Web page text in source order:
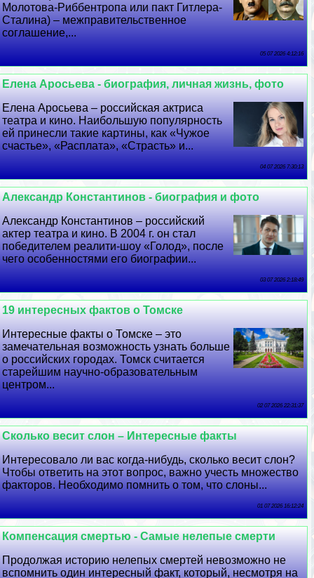
Молотова-Риббентропа или пакт Гитлера-
Сталина) – межправительственное
соглашение,...
05 07 2026 4:12:16
Елена Аросьева - биография, личная жизнь, фото
Елена Аросьева – российская актриса
театра и кино. Наибольшую популярность
ей принесли такие картины, как «Чужое
счастье», «Расплата», «Страсть» и...
04 07 2026 7:30:13
Александр Константинов - биография и фото
Александр Константинов – российский
актер театра и кино. В 2004 г. он стал
победителем реалити-шоу «Голод», после
чего особенностями его биографии...
03 07 2026 2:18:49
19 интересных фактов о Томске
Интересные факты о Томске – это
замечательная возможность узнать больше
о российских городах. Томск считается
старейшим научно-образовательным
центром...
02 07 2026 22:31:37
Сколько весит слон – Интересные факты
Интересовало ли вас когда-нибудь, сколько весит слон?
Чтобы ответить на этот вопрос, важно учесть множество
факторов. Необходимо помнить о том, что слоны...
01 07 2026 16:12:24
Компенсация cмepтью - Самые нелепые cмepти
Продолжая историю нелепых cмepтей невозможно не
вспомнить один интересный факт, который, несмотря на